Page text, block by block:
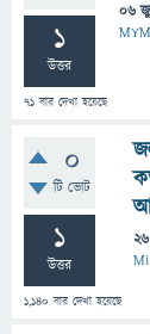
1
উত্তর
71 বার দেখা হয়েছে
06
0
টি ভোট
1
উত্তর
1,140 বার দেখা হয়েছে